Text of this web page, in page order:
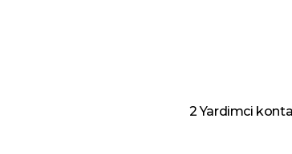
2 Yardimci